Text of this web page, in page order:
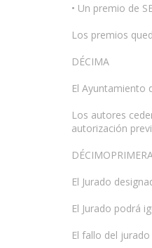
• Un premio de
Los premios
DÉCIMA
El Ayuntamiento
Los autores
autorización
El Jurado
El Jurado podrá
El fallo del